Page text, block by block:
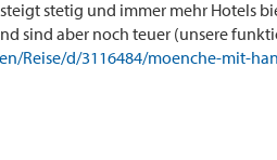
stetig und immer mehr Hotels
sind aber noch teuer (unsere
Reise/d/3116484/moenche-mit-